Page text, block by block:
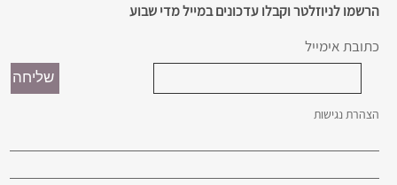
הרשמו לניוזלטר וקבלו עדכונים במייל מדי שבוע
כתובת אימייל
הצהרת נגישות